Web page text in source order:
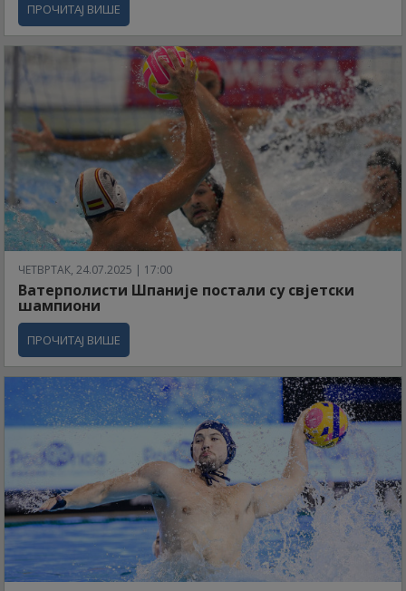
ПРОЧИТАЈ ВИШЕ
ЧЕТВРТАК, 24.07.2025 | 17:00
Ватерполисти Шпаније постали су свјетски
шампиони
ПРОЧИТАЈ ВИШЕ